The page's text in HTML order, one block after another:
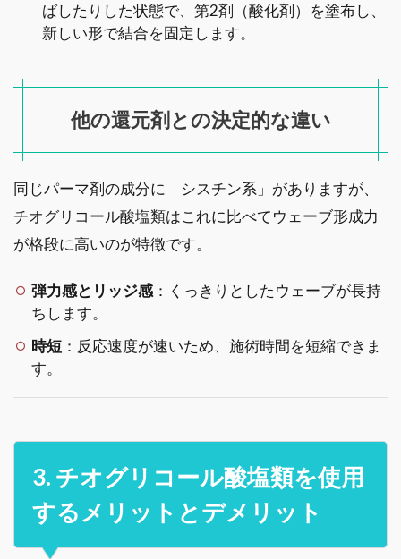
ばしたりした状態で、第2剤（酸化剤）を塗布し、
新しい形で結合を固定します。
他の還元剤との決定的な違い
同じパーマ剤の成分に「シスチン系」がありますが、
チオグリコール酸塩類はこれに比べてウェーブ形成力
が格段に高いのが特徴です。
弾力感とリッジ感 ：くっきりとしたウェーブが長持
ちします。
時短 ：反応速度が速いため、施術時間を短縮できま
す。
3. チオグリコール酸塩類を使用
するメリットとデメリット